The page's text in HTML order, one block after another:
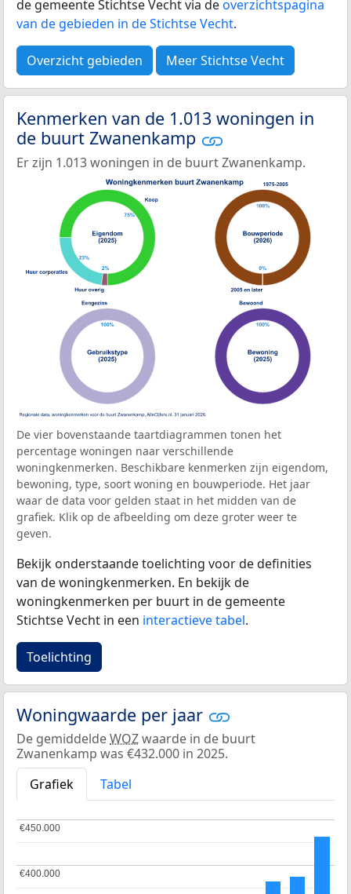
de gemeente Stichtse Vecht via deoverzichtspagina
van de gebieden in de Stichtse Vecht.
Overzicht gebieden Meer Stichtse Vecht
Kenmerken van de 1.013 woningen in
de buurt Zwanenkamp
Er zijn 1.013 woningen in de buurt Zwanenkamp.
De vier bovenstaande taartdiagrammen tonen het
percentage woningen naar verschillende
woningkenmerken. Beschikbare kenmerken zijn eigendom,
bewoning, type, soort woning en bouwperiode. Het jaar
waar de data voor gelden staat in het midden van de
grafiek. Klik op de afbeelding om deze groter weer te
geven.
Bekijk onderstaande toelichting voor de definities
van de woningkenmerken. En bekijk de
woningkenmerken per buurt in de gemeente
Stichtse Vecht in een interactieve tabel.
Toelichting
Woningwaarde per jaar
De gemiddeldeWOZwaarde in de buurt
Zwanenkamp was €432.000 in 2025.
Grafiek
Tabel
€400.000
€400.000
€450.000
€450.000